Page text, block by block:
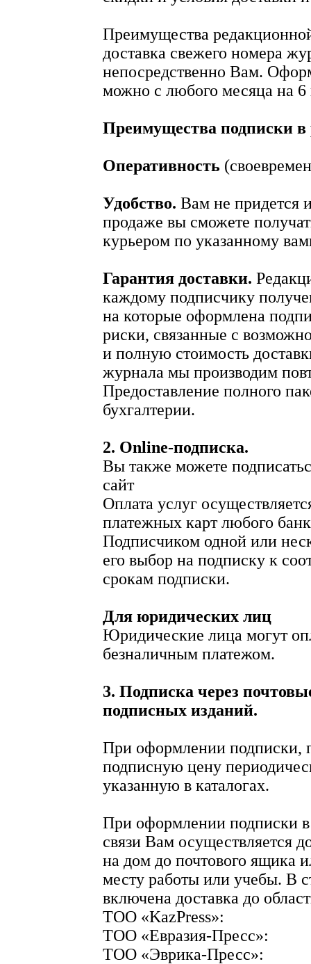
Преимущества
доставка свежего номера
непосредственно Вам.
можно с любого месяца на 6
Преимущества подписки в
Оперативность
Удобство. Вам не придется
продаже вы сможете
курьером по указанному
Гарантия доставки.
каждому подписчику
на которые оформлена
риски, связанные с
и полную стоимость
журнала мы производим
Предоставление полного
бухгалтерии.
2. Online-подписка.
Вы также можете
сайт
Оплата услуг
платежных карт любого
Подписчиком одной или
его выбор на подписку к
срокам подписки.
Для юридических лиц
Юридические лица могут
безналичным платежом.
3. Подписка через
подписных изданий.
При оформлении подписки,
подписную цену
указанную в каталогах.
При оформлении подписки в
связи Вам осуществляется
на дом до почтового
месту работы или учебы. В
включена доставка до
ТОО «KazPress»:
ТОО «Евразия-Пресс»:
ТОО «Эврика-Пресс»: